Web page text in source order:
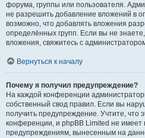
форума, группы или пользователя.
не разрешить добавление вложений в
возможно, что добавлять вложения
определённых групп. Если вы не
вложения, свяжитесь с
Вернуться к началу
Почему я получил предупреждение?
На каждой конференции
собственный свод правил. Если вы
получить предупреждение. Учтите, что
конференции, и phpBB Limited не имеет
предупреждениям, вынесенным на